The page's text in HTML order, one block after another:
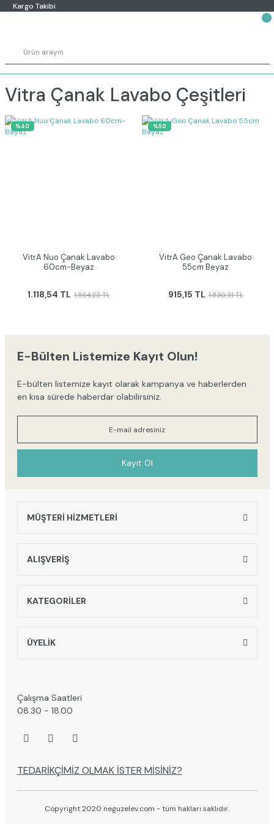
Kargo Takibi
Vitra Çanak Lavabo Çeşitleri
%40
VitrA Nuo Çanak Lavabo
60cm-Beyaz
1.118,54 TL 1.864,23 TL
%50
VitrA Geo Çanak Lavabo
55cm Beyaz
915,15 TL 1.830,31 TL
E-Bülten Listemize Kayıt Olun!
E-bülten listemize kayıt olarak kampanya ve haberlerden
en kısa sürede haberdar olabilirsiniz.
Kayıt Ol
MÜŞTERİ HİZMETLERİ
ALIŞVERİŞ
KATEGORİLER
ÜYELİK
Çalışma Saatleri
08.30 - 18.00
TEDARİKÇİMİZ OLMAK İSTER MİSİNİZ?
Copyright 2020 neguzelev.com - tüm hakları saklıdır.